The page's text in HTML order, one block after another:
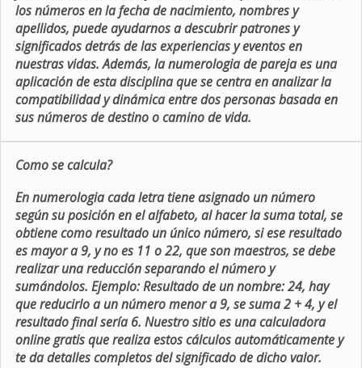
los números en la fecha de nacimiento, nombres y
apellidos, puede ayudarnos a descubrir patrones y
significados detrás de las experiencias y eventos en
nuestras vidas. Además, la numerologia de pareja es una
aplicación de esta disciplina que se centra en analizar la
compatibilidad y dinámica entre dos personas basada en
sus números de destino o camino de vida.
Como se calcula?
En numerologia cada letra tiene asignado un número
según su posición en el alfabeto, al hacer la suma total, se
obtiene como resultado un único número, si ese resultado
es mayor a 9, y no es 11 o 22, que son maestros, se debe
realizar una reducción separando el número y
sumándolos. Ejemplo: Resultado de un nombre: 24, hay
que reducirlo a un número menor a 9, se suma 2 + 4, y el
resultado final sería 6. Nuestro sitio es una calculadora
online gratis que realiza estos cálculos automáticamente y
te da detalles completos del significado de dicho valor.